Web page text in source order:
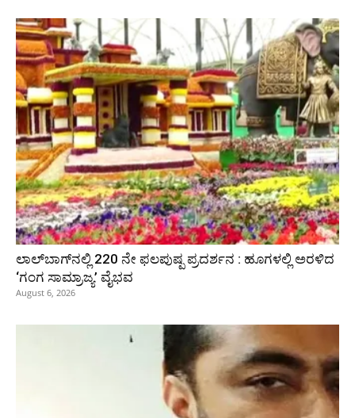
ಲಾಲ್‍ಬಾಗ್‍ನಲ್ಲಿ 220 ನೇ ಫಲಪುಷ್ಪ ಪ್ರದರ್ಶನ : ಹೂಗಳಲ್ಲಿ ಅರಳಿದ
‘ಗಂಗ ಸಾಮ್ರಾಜ್ಯ’ ವೈಭವ
August 6, 2026